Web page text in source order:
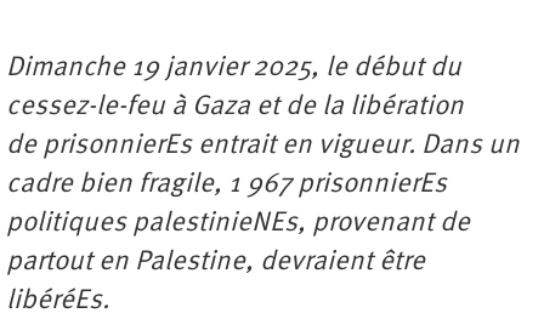
Dimanche 19 janvier 2025, le début du
cessez-le-feu à Gaza et de la libération
de prisonnierEs entrait en vigueur. Dans un
cadre bien fragile, 1 967 prisonnierEs
politiques palestinieNEs, provenant de
partout en Palestine, devraient être
libéréEs.